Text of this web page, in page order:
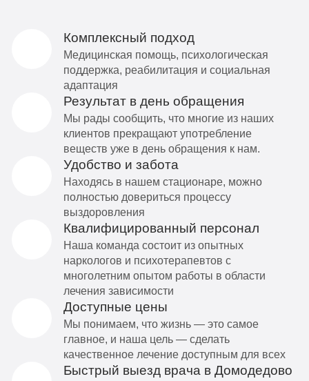
Комплексный подход
Медицинская помощь, психологическая
поддержка, реабилитация и социальная
адаптация
Результат в день обращения
Мы рады сообщить, что многие из наших
клиентов прекращают употребление
веществ уже в день обращения к нам.
Удобство и забота
Находясь в нашем стационаре, можно
полностью довериться процессу
выздоровления
Квалифицированный персонал
Наша команда состоит из опытных
наркологов и психотерапевтов с
многолетним опытом работы в области
лечения зависимости
Доступные цены
Мы понимаем, что жизнь — это самое
главное, и наша цель — сделать
качественное лечение доступным для всех
Быстрый выезд врача в Домодедово